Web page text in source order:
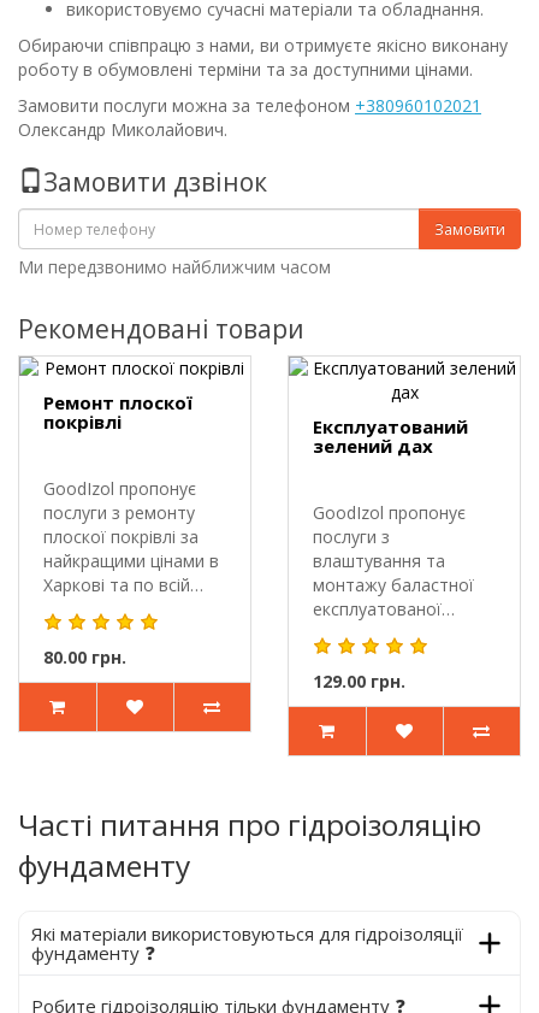
використовуємо сучасні матеріали та обладнання.
Обираючи співпрацю з нами, ви отримуєте якісно виконану
роботу в обумовлені терміни та за доступними цінами.
Замовити послуги можна за телефоном +380960102021
Олександр Миколайович.
Замовити дзвінок
Замовити
Ми передзвонимо найближчим часом
Рекомендовані товари
Ремонт плоскої
покрівлі
GoodIzol пропонує
послуги з ремонту
плоскої покрівлі за
найкращими цінами в
Харкові та по всій
Украї..
80.00 грн.
Експлуатований
зелений дах
GoodIzol пропонує
послуги з
влаштування та
монтажу баластної
експлуатованої
зеленої покрівлі за
найк..
129.00 грн.
Часті питання про гідроізоляцію
фундаменту
Які матеріали використовуються для гідроізоляції
фундаменту ❓
Робите гідроізоляцію тільки фундаменту ❓